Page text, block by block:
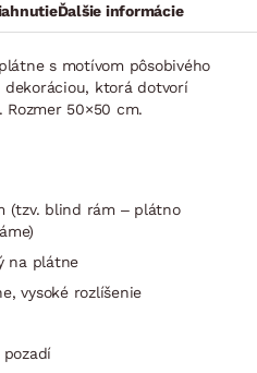
Ďalšie informácie
s motívom pôsobivého
dekoráciou, ktorá dotvorí
50×50 cm.
(tzv. blind rám – plátno
na plátne
vysoké rozlíšenie